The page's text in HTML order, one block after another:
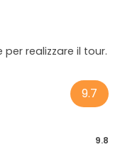
realizzare il tour.
9.7
9.8